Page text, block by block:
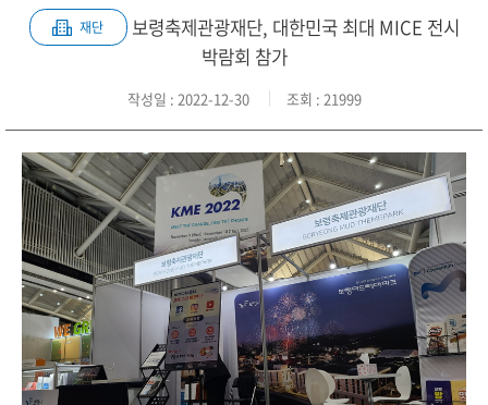
재단
보령축제관광재단, 대한민국 최대 MICE 전시
박람회 참가
작성일 : 2022-12-30 조회 : 21999